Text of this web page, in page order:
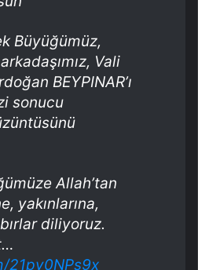
derin üzüntüsünü
rahmet, ailesine, yakınlarına
sabır diliyoruz. Mekânı
verildi.
Büyüğümüz,
Vali